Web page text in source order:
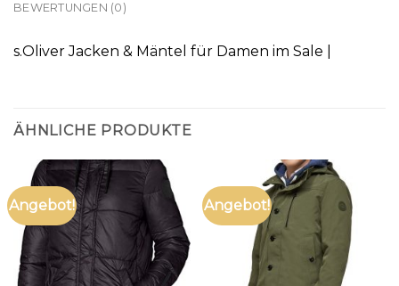
BEWERTUNGEN (0)
s.Oliver Jacken & Mäntel für Damen im Sale |
ÄHNLICHE PRODUKTE
Angebot! Angebot!